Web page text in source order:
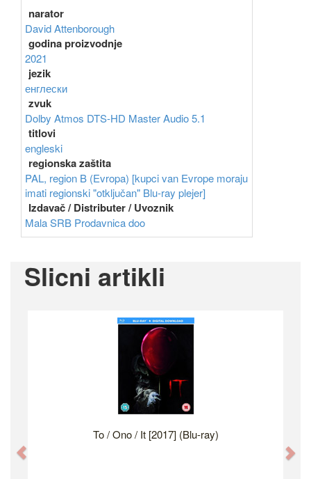
narator
David Attenborough
godina proizvodnje
2021
jezik
енглески
zvuk
Dolby Atmos DTS-HD Master Audio 5.1
titlovi
engleski
regionska zaštita
PAL, region B (Evropa) [kupci van Evrope moraju
imati regionski "otključan" Blu-ray plejer]
Izdavač / Distributer / Uvoznik
Mala SRB Prodavnica doo
Slicni artikli
To / Ono / It [2017] (Blu-ray)